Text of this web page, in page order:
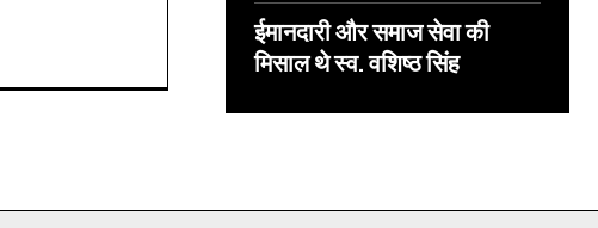
ईमानदारी और समाज सेवा की
मिसाल थे स्व. वशिष्ठ सिंह